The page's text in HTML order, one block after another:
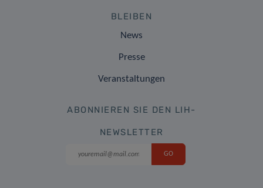
BLEIBEN
News
Presse
Veranstaltungen
ABONNIEREN SIE DEN LIH-
NEWSLETTER